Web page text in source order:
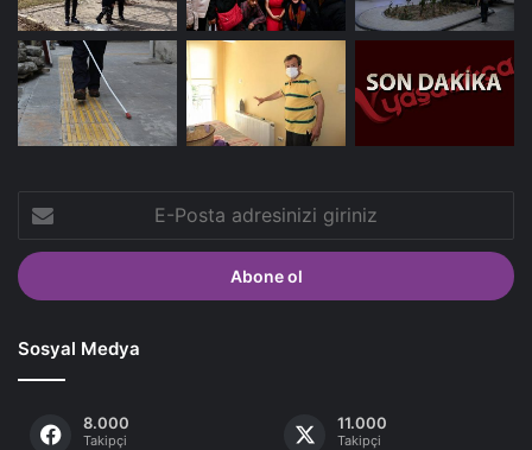
Posta
adresinizi
giriniz
Sosyal Medya
8.000
Takipçi
11.000
Takipçi